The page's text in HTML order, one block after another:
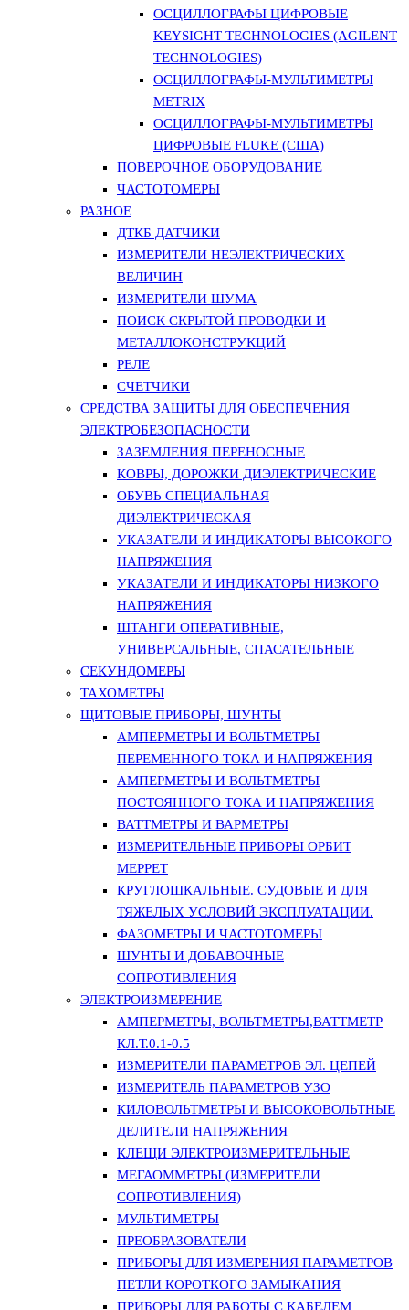
ОСЦИЛЛОГРАФЫ ЦИФРОВЫЕ
KEYSIGHT TECHNOLOGIES (AGILENT
TECHNOLOGIES)
ОСЦИЛЛОГРАФЫ-МУЛЬТИМЕТРЫ
METRIX
ОСЦИЛЛОГРАФЫ-МУЛЬТИМЕТРЫ
ЦИФРОВЫЕ FLUKE (США)
ПОВЕРОЧНОЕ ОБОРУДОВАНИЕ
ЧАСТОТОМЕРЫ
РАЗНОЕ
ДТКБ ДАТЧИКИ
ИЗМЕРИТЕЛИ НЕЭЛЕКТРИЧЕСКИХ
ВЕЛИЧИН
ИЗМЕРИТЕЛИ ШУМА
ПОИСК СКРЫТОЙ ПРОВОДКИ И
МЕТАЛЛОКОНСТРУКЦИЙ
РЕЛЕ
СЧЕТЧИКИ
СРЕДСТВА ЗАЩИТЫ ДЛЯ ОБЕСПЕЧЕНИЯ
ЭЛЕКТРОБЕЗОПАСНОСТИ
ЗАЗЕМЛЕНИЯ ПЕРЕНОСНЫЕ
КОВРЫ, ДОРОЖКИ ДИЭЛЕКТРИЧЕСКИЕ
ОБУВЬ СПЕЦИАЛЬНАЯ
ДИЭЛЕКТРИЧЕСКАЯ
УКАЗАТЕЛИ И ИНДИКАТОРЫ ВЫСОКОГО
НАПРЯЖЕНИЯ
УКАЗАТЕЛИ И ИНДИКАТОРЫ НИЗКОГО
НАПРЯЖЕНИЯ
ШТАНГИ ОПЕРАТИВНЫЕ,
УНИВЕРСАЛЬНЫЕ, СПАСАТЕЛЬНЫЕ
СЕКУНДОМЕРЫ
ТАХОМЕТРЫ
ЩИТОВЫЕ ПРИБОРЫ, ШУНТЫ
АМПЕРМЕТРЫ И ВОЛЬТМЕТРЫ
ПЕРЕМЕННОГО ТОКА И НАПРЯЖЕНИЯ
АМПЕРМЕТРЫ И ВОЛЬТМЕТРЫ
ПОСТОЯННОГО ТОКА И НАПРЯЖЕНИЯ
ВАТТМЕТРЫ И ВАРМЕТРЫ
ИЗМЕРИТЕЛЬНЫЕ ПРИБОРЫ ОРБИТ
МЕРРЕТ
КРУГЛОШКАЛЬНЫЕ. СУДОВЫЕ И ДЛЯ
ТЯЖЕЛЫХ УСЛОВИЙ ЭКСПЛУАТАЦИИ.
ФАЗОМЕТРЫ И ЧАСТОТОМЕРЫ
ШУНТЫ И ДОБАВОЧНЫЕ
СОПРОТИВЛЕНИЯ
ЭЛЕКТРОИЗМЕРЕНИЕ
АМПЕРМЕТРЫ, ВОЛЬТМЕТРЫ,ВАТТМЕТР
КЛ.Т.0.1-0.5
ИЗМЕРИТЕЛИ ПАРАМЕТРОВ ЭЛ. ЦЕПЕЙ
ИЗМЕРИТЕЛЬ ПАРАМЕТРОВ УЗО
КИЛОВОЛЬТМЕТРЫ И ВЫСОКОВОЛЬТНЫЕ
ДЕЛИТЕЛИ НАПРЯЖЕНИЯ
КЛЕЩИ ЭЛЕКТРОИЗМЕРИТЕЛЬНЫЕ
МЕГАОММЕТРЫ (ИЗМЕРИТЕЛИ
СОПРОТИВЛЕНИЯ)
МУЛЬТИМЕТРЫ
ПРЕОБРАЗОВАТЕЛИ
ПРИБОРЫ ДЛЯ ИЗМЕРЕНИЯ ПАРАМЕТРОВ
ПЕТЛИ КОРОТКОГО ЗАМЫКАНИЯ
ПРИБОРЫ ДЛЯ РАБОТЫ С КАБЕЛЕМ